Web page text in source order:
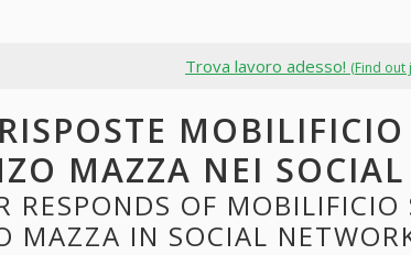
Trova lavoro adesso! (Find out
MAZZA NEI
RESPONDS OF
MAZZA IN SOCIAL